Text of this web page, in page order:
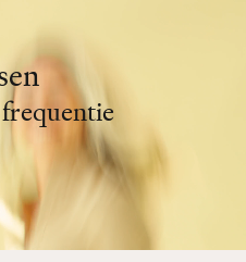
frequentie